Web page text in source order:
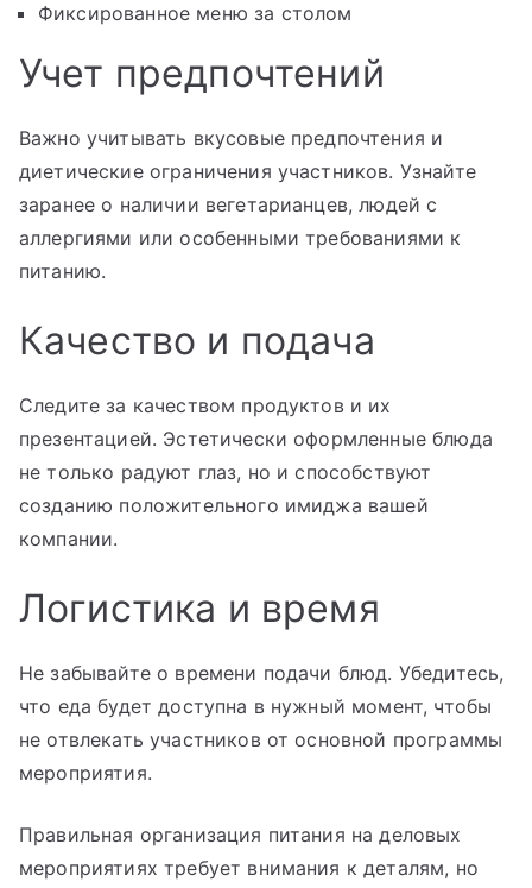
Фиксированное меню за столом
Учет предпочтений
Важно учитывать вкусовые предпочтения и
диетические ограничения участников. Узнайте
заранее о наличии вегетарианцев, людей с
аллергиями или особенными требованиями к
питанию.
Качество и подача
Следите за качеством продуктов и их
презентацией. Эстетически оформленные блюда
не только радуют глаз, но и способствуют
созданию положительного имиджа вашей
компании.
Логистика и время
Не забывайте о времени подачи блюд. Убедитесь,
что еда будет доступна в нужный момент, чтобы
не отвлекать участников от основной программы
мероприятия.
Правильная организация питания на деловых
мероприятиях требует внимания к деталям, но